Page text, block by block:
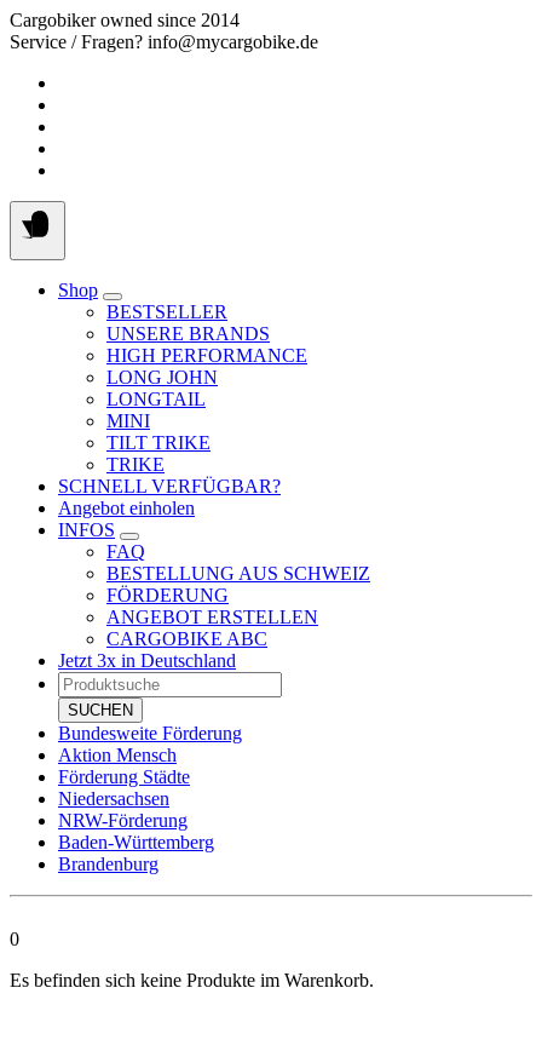
Springe
zum
Cargobiker owned since 2014
Service / Fragen? info@mycargobike.de
Shop
BESTSELLER
UNSERE BRANDS
HIGH PERFORMANCE
LONG JOHN
LONGTAIL
MINI
TILT TRIKE
TRIKE
SCHNELL VERFÜGBAR?
Angebot einholen
INFOS
FAQ
BESTELLUNG AUS SCHWEIZ
FÖRDERUNG
ANGEBOT ERSTELLEN
CARGOBIKE ABC
Jetzt 3x in Deutschland
Products
search
SUCHEN
Bundesweite Förderung
Aktion Mensch
Förderung Städte
Niedersachsen
NRW-Förderung
Baden-Württemberg
Brandenburg
0
Es befinden sich keine Produkte im Warenkorb.